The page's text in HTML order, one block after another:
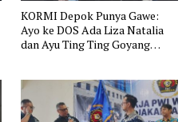
KORMI Depok Punya Gawe:
Ayo ke DOS Ada Liza Natalia
dan Ayu Ting Ting Goyang